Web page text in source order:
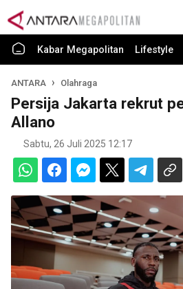
Kabar Megapolitan Lifestyle
ANTARA Olahraga
Persija Jakarta rekrut
Allano
Sabtu, 26 Juli 2025 12:17